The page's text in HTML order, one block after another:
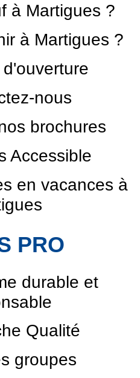
à Martigues ?
à Martigues ?
nous
brochures
Accessible
en vacances à
PRO
durable et
Qualité
groupes